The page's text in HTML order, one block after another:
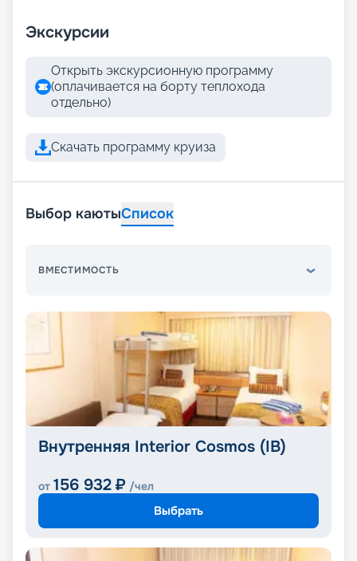
Экскурсии
Открыть экскурсионную программу
(оплачивается на борту теплохода
отдельно)
Скачать программу круиза
Выбор каютыСписок
ВМЕСТИМОСТЬ
Внутренняя Interior Cosmos (IB)
от 156 932 ₽ /чел
Выбрать